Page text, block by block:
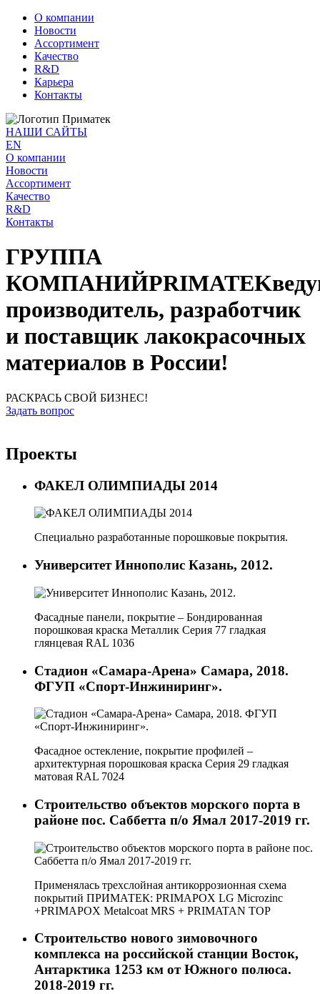
О компании
Новости
Ассортимент
Качество
R&D
Карьера
Контакты
НАШИ САЙТЫ
EN
О компании
Новости
Ассортимент
Качество
R&D
Контакты
ГРУППА
КОМПАНИЙPRIMATEK
производитель, разработчик
и поставщик лакокрасочных
материалов в России!
РАСКРАСЬ СВОЙ БИЗНЕС!
Задать вопрос
Проекты
ФАКЕЛ ОЛИМПИАДЫ 2014
Специально разработанные порошковые покрытия.
Университет Иннополис Казань, 2012.
Фасадные панели, покрытие – Бондированная
порошковая краска Металлик Серия 77 гладкая
глянцевая RAL 1036
Стадион «Самара-Арена» Самара, 2018.
ФГУП «Спорт-Инжиниринг».
Фасадное остекление, покрытие профилей –
архитектурная порошковая краска Серия 29 гладкая
матовая RAL 7024
Строительство объектов морского порта в
районе пос. Саббетта п/о Ямал 2017-2019 гг.
Применялась трехслойная антикоррозионная схема
покрытий ПРИМАТЕК: PRIMAPOX LG Microzinc
+PRIMAPOX Metalcoat MRS + PRIMATAN TOP
Строительство нового зимовочного
комплекса на российской станции Восток,
Антарктика 1253 км от Южного полюса.
2018-2019 гг.